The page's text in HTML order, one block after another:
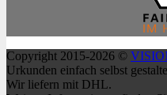
Copyright 2015-2026 ©
Urkunden einfach selbst
Wir liefern mit DHL.